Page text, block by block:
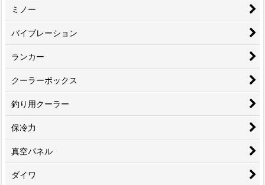
ミノー
バイブレーション
ランカー
クーラーボックス
釣り用クーラー
保冷力
真空パネル
ダイワ